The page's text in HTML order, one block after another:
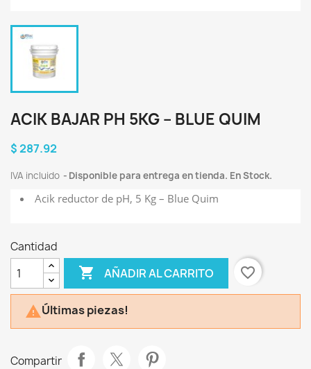
ACIK BAJAR PH 5KG – BLUE QUIM
$ 287.92
IVA incluido Disponible para entrega en tienda. En Stock.
Acik reductor de pH, 5 Kg – Blue Quim
Cantidad
 AÑADIR AL CARRITO favorite_border
Últimas piezas!
Compartir